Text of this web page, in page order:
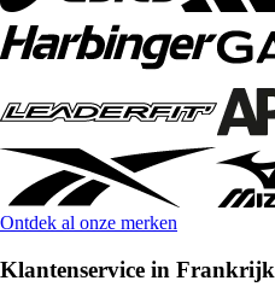
Ontdek al onze merken
Klantenservice in Frankrijk